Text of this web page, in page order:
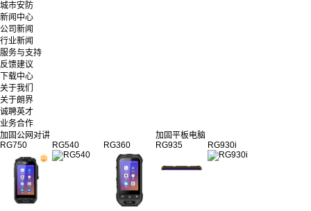
城市安防
新闻中心
公司新闻
行业新闻
服务与支持
反馈建议
下载中心
关于我们
关于朗界
诚聘英才
业务合作
加固公网对讲
RG750
RG540 RG360
加固平板电脑
RG935
RG930i